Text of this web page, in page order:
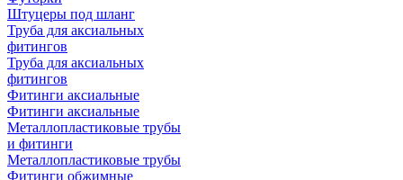
Штуцеры под шланг
Труба для аксиальных
фитингов
Труба для аксиальных
фитингов
Фитинги аксиальные
Фитинги аксиальные
Металлопластиковые трубы
и фитинги
Металлопластиковые трубы
Фитинги обжимные